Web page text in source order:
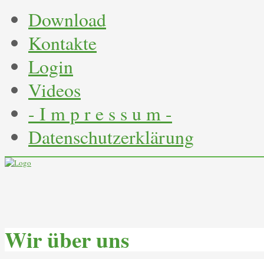
Download
Kontakte
Login
Videos
- I m p r e s s u m -
Datenschutzerklärung
Wir über uns